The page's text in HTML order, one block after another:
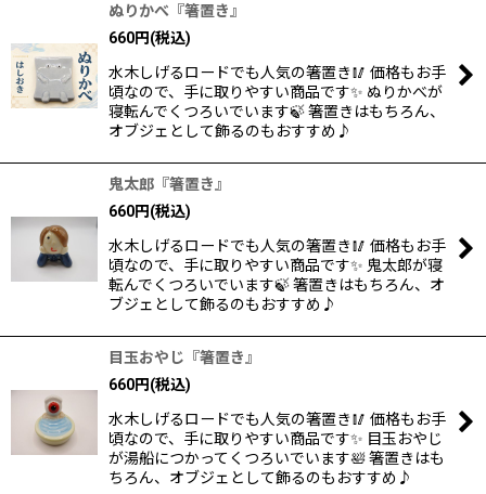
ぬりかべ『箸置き』
660円(税込)
水木しげるロードでも人気の箸置き🥢 価格もお手
頃なので、手に取りやすい商品です✨ ぬりかべが
寝転んでくつろいでいます🍃 箸置きはもちろん、
オブジェとして飾るのもおすすめ♪
鬼太郎『箸置き』
660円(税込)
水木しげるロードでも人気の箸置き🥢 価格もお手
頃なので、手に取りやすい商品です✨ 鬼太郎が寝
転んでくつろいでいます🍃 箸置きはもちろん、オ
ブジェとして飾るのもおすすめ♪
目玉おやじ『箸置き』
660円(税込)
水木しげるロードでも人気の箸置き🥢 価格もお手
頃なので、手に取りやすい商品です✨ 目玉おやじ
が湯船につかってくつろいでいます🛀 箸置きはも
ちろん、オブジェとして飾るのもおすすめ♪